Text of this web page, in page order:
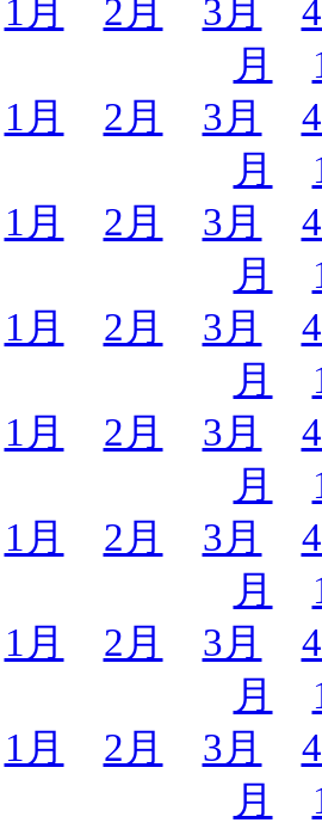
1月 2月 3月
月
1月 2月 3月
月
1月 2月 3月
月
1月 2月 3月
月
1月 2月 3月
月
1月 2月 3月
月
1月 2月 3月
月
1月 2月 3月
月